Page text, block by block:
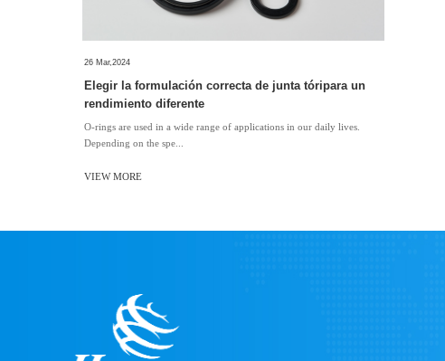
26 Mar,2024
Elegir la formulación correcta de junta tóripara un
rendimiento diferente
​O-rings are used in a wide range of applications in our daily lives.
Depending on the spe...
VIEW MORE